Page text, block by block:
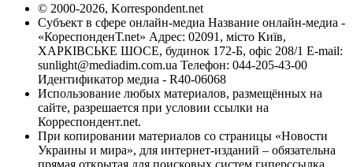
© 2000-2026, Korrespondent.net
Субъект в сфере онлайн-медиа Название онлайн-медиа -
«КореспонденТ.net» Адрес: 02091, місто Київ,
ХАРКІВСЬКЕ ШОСЕ, будинок 172-Б, офіс 208/1 E-mail:
sunlight@mediadim.com.ua Телефон: 044-205-43-00
Идентификатор медиа - R40-06068
Использование любых материалов, размещённых на
сайте, разрешается при условии ссылки на
Корреспондент.net.
При копировании материалов со страницы «Новости
Украины и мира», для интернет-изданий – обязательна
прямая открытая для поисковых систем гиперссылка.